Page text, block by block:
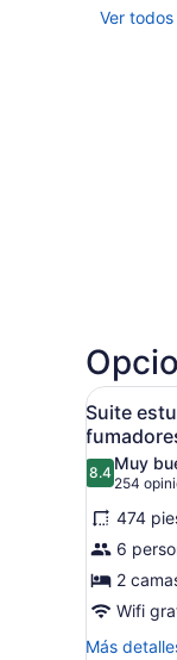
Ver todos
Abrir
todas
las
fotos
de
Suite
estudio,
2
camas
8
Suite
8.48.4 de 10
Muy
254
(254
474
6
2
Wifi
Más
Más